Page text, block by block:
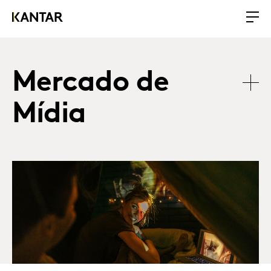
Mercado de
Mídia